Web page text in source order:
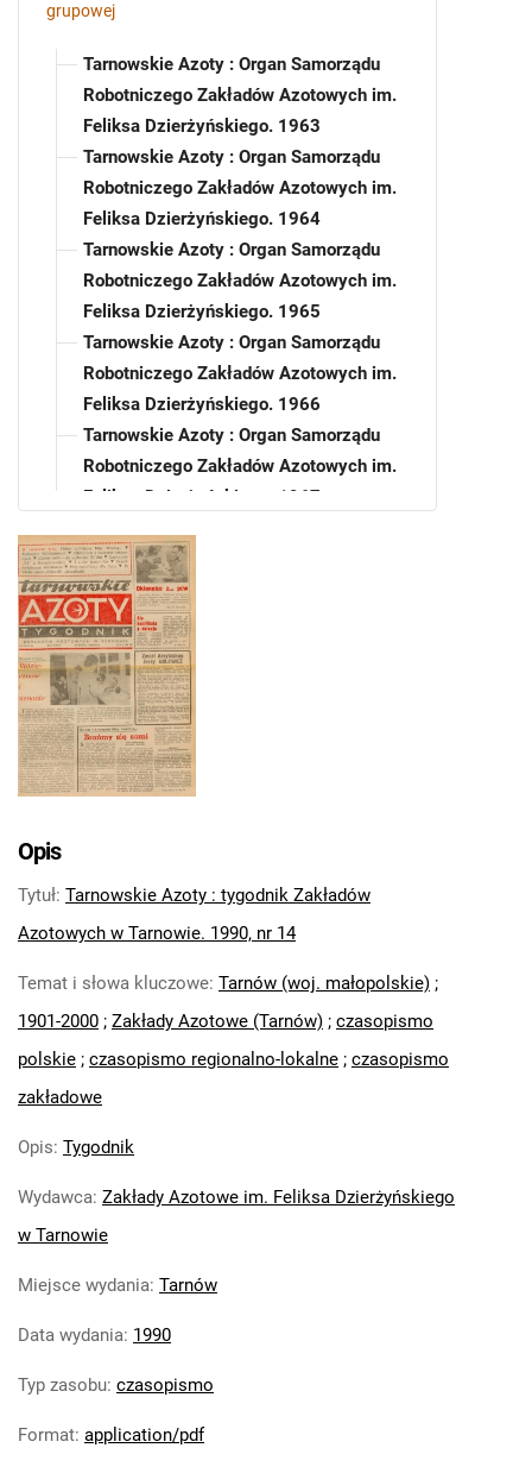
grupowej
Tarnowskie Azoty : Organ Samorządu
Robotniczego Zakładów Azotowych im.
Feliksa Dzierżyńskiego. 1963
Tarnowskie Azoty : Organ Samorządu
Robotniczego Zakładów Azotowych im.
Feliksa Dzierżyńskiego. 1964
Tarnowskie Azoty : Organ Samorządu
Robotniczego Zakładów Azotowych im.
Feliksa Dzierżyńskiego. 1965
Tarnowskie Azoty : Organ Samorządu
Robotniczego Zakładów Azotowych im.
Feliksa Dzierżyńskiego. 1966
Tarnowskie Azoty : Organ Samorządu
Robotniczego Zakładów Azotowych im.
Feliksa Dzierżyńskiego. 1967
Robotniczego Zakładów Azotowych im.
Feliksa Dzierżyńskiego. 1968
Tarnowskie Azoty : Organ Samorządu
Robotniczego Zakładów Azotowych im.
Feliksa Dzierżyńskiego. 1969
Tarnowskie Azoty : Organ Samorządu
Robotniczego Zakładów Azotowych im.
Feliksa Dzierżyńskiego. 1970
Tarnowskie Azoty : Organ Samorządu
Robotniczego Zakładów Azotowych im.
Tarnowskie Azoty : Organ Samorządu
Robotniczego Zakładów Azotowych im.
Feliksa Dzierżyńskiego. 1974
Feliksa Dzierżyńskiego. 1975
Robotniczego Zakładów Azotowych im.
Feliksa Dzierżyńskiego. 1976
Robotniczego Zakładów Azotowych im.
Feliksa Dzierżyńskiego. 1977
Robotniczego Zakładów Azotowych im.
Feliksa Dzierżyńskiego. 1978
Opis
Tytuł: Tarnowskie Azoty : tygodnik Zakładów
Azotowych w Tarnowie. 1990, nr 14
Temat i słowa kluczowe: Tarnów (woj. małopolskie) ;
1901-2000 ; Zakłady Azotowe (Tarnów) ; czasopismo
polskie ; czasopismo regionalno-lokalne ; czasopismo
zakładowe
Opis: Tygodnik
Wydawca: Zakłady Azotowe im. Feliksa Dzierżyńskiego
w Tarnowie
Miejsce wydania: Tarnów
Data wydania: 1990
Typ zasobu: czasopismo
Format: application/pdf